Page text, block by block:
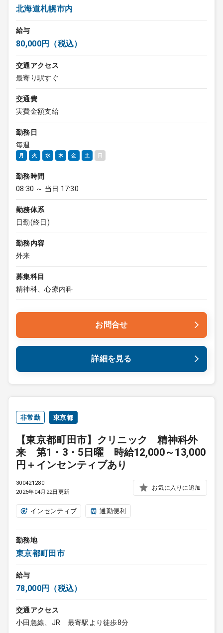
北海道札幌市内
給与
80,000円（税込）
交通アクセス
最寄り駅すぐ
交通費
実費金額支給
勤務日
毎週
月 火 水 木 金 土 日
勤務時間
08:30 ～ 当日 17:30
勤務体系
日勤(終日)
勤務内容
外来
募集科目
精神科、心療内科
お問合せ
詳細を見る
非常勤 東京都
【東京都町田市】クリニック 精神科外
来 第1・3・5日曜 時給12,000～13,000
円＋インセンティブあり
300421280
2026年04月22日更新
お気に入りに追加
インセンティブ 通勤便利
勤務地
東京都町田市
給与
78,000円（税込）
交通アクセス
小田急線、JR 最寄駅より徒歩8分